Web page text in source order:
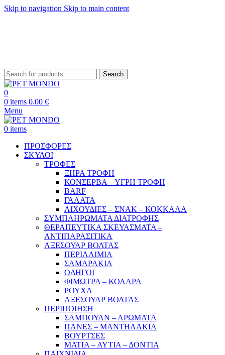
Skip to navigation Skip to main content
Search
0
0 items 0.00 €
Menu
0 items
ΠΡΟΣΦΟΡΕΣ
ΣΚΥΛΟΙ
ΤΡΟΦΕΣ
ΞΗΡΑ ΤΡΟΦΗ
ΚΟΝΣΕΡΒΑ – ΥΓΡΗ ΤΡΟΦΗ
BARF
ΓΑΛΑΤΑ
ΛΙΧΟΥΔΙΕΣ – ΣΝΑΚ – ΚΟΚΚΑΛΑ
ΣΥΜΠΛΗΡΩΜΑΤΑ ΔΙΑΤΡΟΦΗΣ
ΘΕΡΑΠΕΥΤΙΚΑ ΣΚΕΥΑΣΜΑΤΑ –
ΑΝΤΙΠΑΡΑΣΙΤΙΚΑ
ΑΞΕΣΟΥΑΡ ΒΟΛΤΑΣ
ΠΕΡΙΛΑΙΜΙΑ
ΣΑΜΑΡΑΚΙΑ
ΟΔΗΓΟΙ
ΦΙΜΩΤΡΑ – ΚΟΛΑΡΑ
ΡΟΥΧΑ
ΑΞΕΣΟΥΑΡ ΒΟΛΤΑΣ
ΠΕΡΙΠΟΙΗΣΗ
ΣΑΜΠΟΥΑΝ – ΑΡΩΜΑΤΑ
ΠΑΝΕΣ – ΜΑΝΤΗΛΑΚΙΑ
ΒΟΥΡΤΣΕΣ
ΜΑΤΙΑ – ΑΥΤΙΑ – ΔΟΝΤΙΑ